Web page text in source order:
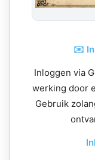
✉️
Inloggen via
werking door
Gebruik